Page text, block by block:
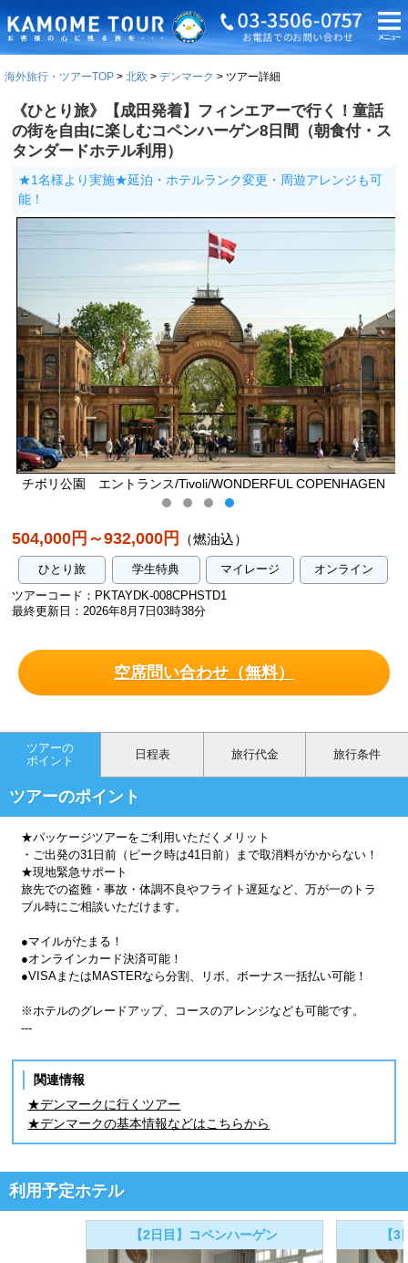
海外旅行・ツアーTOP 北欧 デンマーク ツアー詳細
《ひとり旅》【成田発着】フィンエアーで行く！童話
の街を自由に楽しむコペンハーゲン8日間（朝食付・ス
タンダードホテル利用）
★1名様より実施★延泊・ホテルランク変更・周遊アレンジも可
能！
チボリ公園 エントランス/Tivoli/WONDERFUL COPENHAGEN
504,000円～932,000円 （燃油込）
ひとり旅 学生特典 マイレージ
オンライン
ツアーコード：PKTAYDK-008CPHSTD1
最終更新日：2026年8月7日03時38分
空席問い合わせ（無料）
ツアーの
ポイント
日程表 旅行代金 旅行条件
ツアーのポイント
★パッケージツアーをご利用いただくメリット
・ご出発の31日前（ピーク時は41日前）まで取消料がかからない！
★現地緊急サポート
旅先での盗難・事故・体調不良やフライト遅延など、万が一のトラ
ブル時にご相談いただけます。
●マイルがたまる！
●オンラインカード決済可能！
●VISAまたはMASTERなら分割、リボ、ボーナス一括払い可能！
※ホテルのグレードアップ、コースのアレンジなども可能です。
---
関連情報
★デンマークに行くツアー
★デンマークの基本情報などはこちらから
利用予定ホテル
【2日目】コペンハーゲン 【